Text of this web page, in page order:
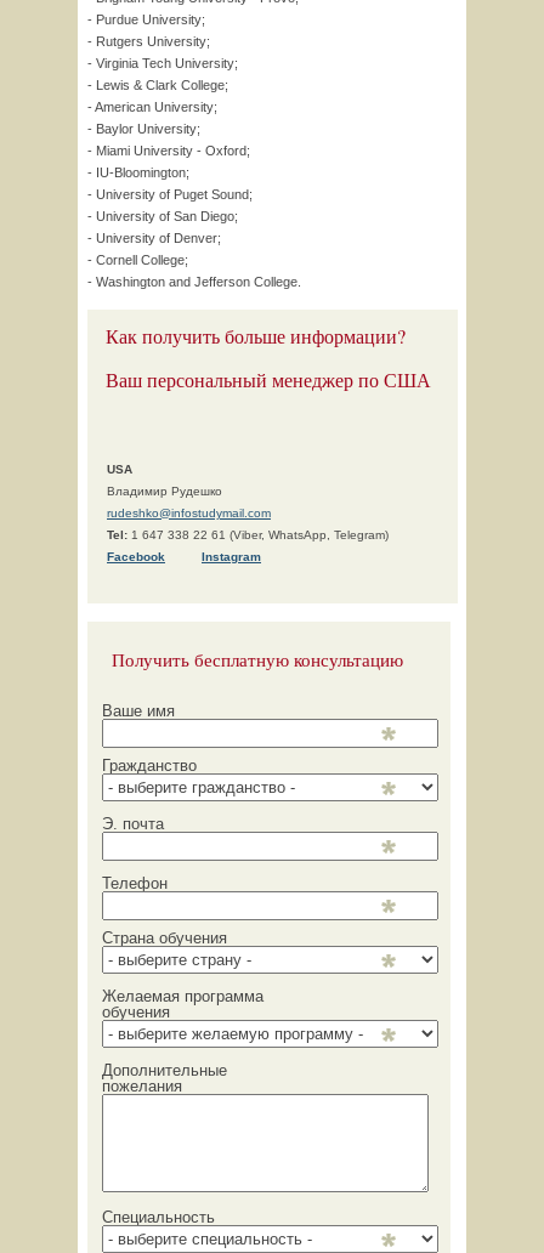
- Purdue University;
- Rutgers University;
- Virginia Tech University;
- Lewis & Clark College;
- American University;
- Baylor University;
- Miami University - Oxford;
- IU-Bloomington;
- University of Puget Sound;
- University of San Diego;
- University of Denver;
- Cornell College;
- Washington and Jefferson College.
Как получить больше информации?
Ваш персональный менеджер по США
USA
Владимир Рудешко
rudeshko@infostudymail.com
Tel: 1 647 338 22 61 (Viber, WhatsApp, Telegram)
Facebook Instagram
Получить бесплатную консультацию
Ваше имя
Гражданство
Э. почта
Телефон
Страна обучения
Желаемая программа
обучения
Дополнительные
пожелания
Специальность